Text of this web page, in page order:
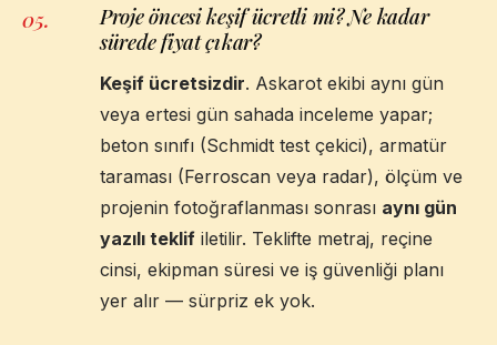
05.
Proje öncesi keşif ücretli mi? Ne kadar
sürede fiyat çıkar?
Keşif ücretsizdir. Askarot ekibi aynı gün
veya ertesi gün sahada inceleme yapar;
beton sınıfı (Schmidt test çekici), armatür
taraması (Ferroscan veya radar), ölçüm ve
projenin fotoğraflanması sonrası aynı gün
yazılı teklif iletilir. Teklifte metraj, reçine
cinsi, ekipman süresi ve iş güvenliği planı
yer alır — sürpriz ek yok.